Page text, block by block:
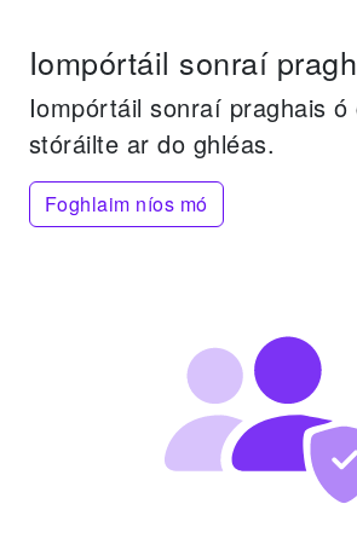
Iompórtáil sonraí
Iompórtáil sonraí praghais ó
stóráilte ar do ghléas.
Foghlaim níos mó